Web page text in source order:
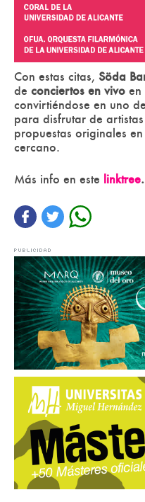
Con estas citas, Söda
de conciertos en vivo en
convirtiéndose en uno
para disfrutar de
propuestas originales
cercano.
Más info en este linktree.